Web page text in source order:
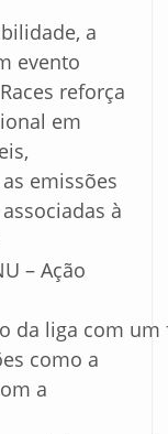
a
evento
reforça
em
emissões
à
– Ação
da liga com
como a
a